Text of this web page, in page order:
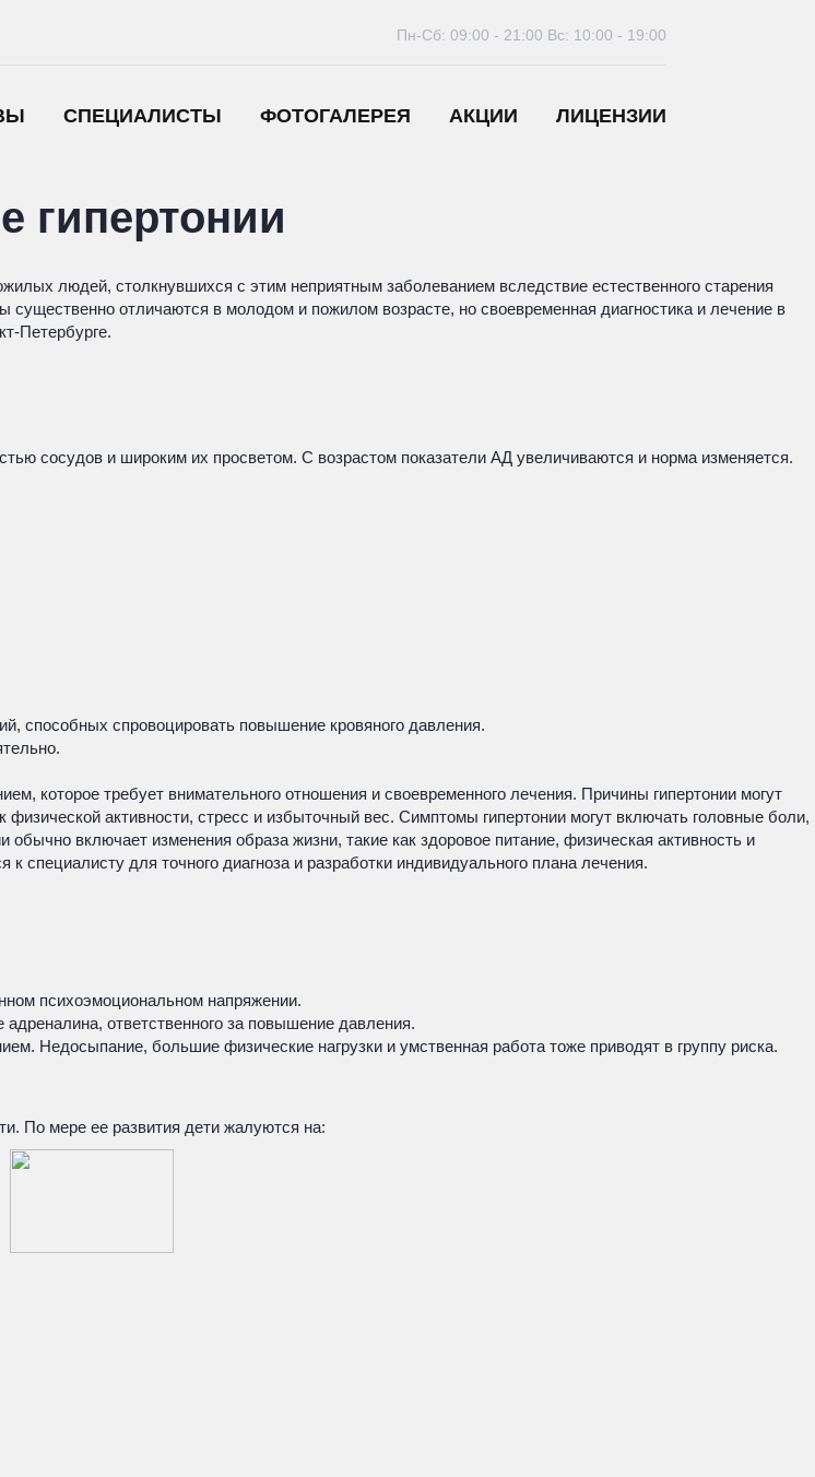
СПЕЦИАЛИСТЫ ФОТОГАЛЕРЕЯ АКЦИИ ЛИЦЕНЗИИ
Пн-Сб: 09:00 - 21:00 Вс: 10:00 - 19:00
гипертонии
людей, столкнувшихся с этим неприятным заболеванием вследствие естественного старения
отличаются в молодом и пожилом возрасте, но своевременная диагностика и лечение в
Петербурге.
сосудов и широким их просветом. С возрастом показатели АД увеличиваются и норма изменяется.
способных спровоцировать повышение кровяного давления.
которое требует внимательного отношения и своевременного лечения. Причины гипертонии могут
активности, стресс и избыточный вес. Симптомы гипертонии могут включать головные боли,
включает изменения образа жизни, такие как здоровое питание, физическая активность и
специалисту для точного диагноза и разработки индивидуального плана лечения.
психоэмоциональном напряжении.
ответственного за повышение давления.
Недосыпание, большие физические нагрузки и умственная работа тоже приводят в группу риска.
По мере ее развития дети жалуются на: